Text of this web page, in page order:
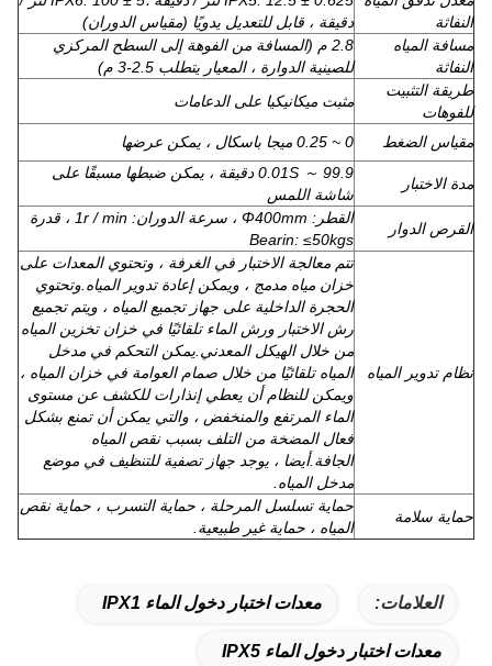
النفاثة
دقيقة ، قابل للتعديل يدويًا (مقياس الدوران)
مسافة المياه
النفاثة
2.8 م (المسافة من الفوهة إلى السطح المركزي
للصينية الدوارة ، المعيار يتطلب 2.5-3 م)
طريقة التثبيت
للفوهات
مثبت ميكانيكيا على الدعامات
مقياس الضغط 0 ~ 0.25 ميجا باسكال ، يمكن عرضها
مدة الاختبار
0.01S ～ 99.9 دقيقة ، يمكن ضبطها مسبقًا على
شاشة اللمس
القرص الدوار
القطر: Φ400mm ، سرعة الدوران: 1r / min ، قدرة
Bearin: ≤50kgs
نظام تدوير المياه
تتم معالجة الاختبار في الغرفة ، وتحتوي المعدات على
خزان مياه مدمج ، ويمكن إعادة تدوير المياه.وتحتوي
الحجرة الداخلية على جهاز تجميع المياه ، ويتم تجميع
رش الاختبار ورش الماء تلقائيًا في خزان تخزين المياه
من خلال الهيكل المعدني.يمكن التحكم في مدخل
المياه تلقائيًا من خلال صمام العوامة في خزان المياه ،
ويمكن للنظام أن يعطي إنذارات للكشف عن مستوى
الماء المرتفع والمنخفض ، والتي يمكن أن تمنع بشكل
فعال المضخة من التلف بسبب نقص المياه
الجافة.أيضا ، يوجد جهاز تصفية للتنظيف في موضع
مدخل المياه.
حماية سلامة
حماية تسلسل المرحلة ، حماية التسرب ، حماية نقص
المياه ، حماية غير طبيعية.
العلامات: معدات اختبار دخول الماء IPX1
معدات اختبار دخول الماء IPX5